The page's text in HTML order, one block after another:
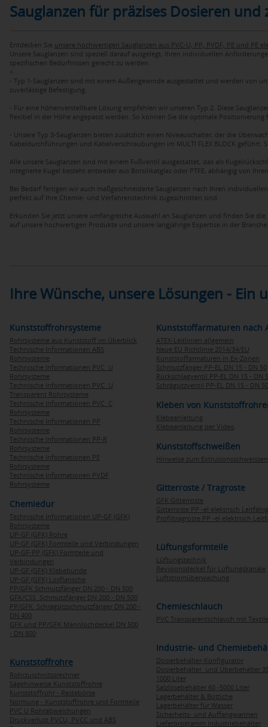
Sauglanzen für präzises Dosieren und
Entdecken Sie unsere hochwertigen Sauglanzen aus PVC-U, PP, PVDF, PE und PE
Unsere Sauglanzen sind speziell darauf ausgelegt, Ihren individuellen
spezifischen Bedürfnissen gerecht zu werden.
- Typ 1-Sauglanzen sind mit einem Außengewinde ausgestattet und werden von
zuverlässige Befestigung.
- Für eine höhenverstellbare Lösung empfehlen wir unseren Typ 2. Diese
flexibel in der Höhe angepasst werden. So können Sie die optimale
- Unsere Typ 3-Sauglanzen bieten zusätzlich einen Niveauschalter, der die
Kabeldurchführungen und Kabelverschraubungen im MULTI FLEX BLOCK
Alle unsere Sauglanzen sind mit einem Fußventil ausgestattet, das als
integrierte Kugel besteht entweder aus Borsilikatglas oder PTFE, abhängig von
Bei Bedarf fertigen wir auch maßgeschneiderte Sauglanzen nach Ihren
perfekt auf Ihre Chemie- und Verfahrenstechnik zugeschnitten sind.
Erkunden Sie jetzt unsere umfangreiche Auswahl an Sauglanzen und finden Sie
auf unsere hochwertigen Produkte und unsere langjährige Expertise in der Branche.
Ihre Wünsche, unsere Lösungen -
Kunststoffrohrsysteme
Rohrsysteme aus Kunststoff im Überblick
Technische Informationen ABS
Rohrsysteme
Technische Informationen PVC U
Rohrsysteme
Technische Informationen PVC U
Transparent Rohrsysteme
Technische Informationen PVC C
Rohrsysteme
Technische Informationen PP
Rohrsysteme
Technische Informationen PP-R
Rohrsysteme
Technische Informationen PE
Rohrsysteme
Technische Informationen PVDF
Rohrsysteme
Chemiedur
Technische Informationen UP-GF (GFK)
Rohrsysteme
UP-GF (GFK) Rohre
UP-GF (GFK) Formteile und Verbindungen
UP-GF-PP (GFK) Formteile und
Verbindungen
UP-GF (GFK) Klebebunde
UP-GF (GFK) Losflansche
PP/GFK Schmutzfänger DN 200 - DN 500
GFK/CSS Schmutzfänger DN 200 - DN 500
PP/GFK Schrägsitzschmutzfänger DN 200 -
DN 400
GFK und PP/GFK Mannlochdeckel DN 500
- DN 800
Kunststoffrohre
Rohrzuschnitssrechner
Sägehinweise Kunststoffrohre
Kunststoffrohr - Restebörse
Normung - Kunststoffrohre und Formteile
PVC U Rohrabweichungen
Druckverlust PVCU, PVCC und ABS
Kunststoffarmaturen nach
ATEX-Leitlinien allgemein
Neue EU Richtlinie 2014/34/EU
Kunststoffarmaturen in Ex-Zonen
Schmutzfänger PP-EL DN 15 - DN 50
Rückschlagventil PP-EL DN 15 - DN
Schrägsitzventil PP-EL DN 15 - DN 50
Kleben von
Klebeanleitung
Klebeanleitung per Video
Kunststoffschweißen
Hinweise zum Extrusionsschweissen
Gitterroste / Tragroste
GFK Gitterroste
Gitterroste PP -el elektrisch Leitfähig
Profiltragroste PP -el elektrisch
Lüftungsformteile
Lüftungstechnik
Revisionsdeckel für Lüftungskanäle
Luftstromüberwachung
Chemieschlauch
PVC Transparentschlauch mit
Industrie- und
Dosierbehälter-Konfigurator
Dosierbehälter und Überbehälter
1000 Liter
Salzlösebehälter 60 -5000 Liter
Lagerbehälter & Bottiche
Lagerbehälter für Wasser
Sicherheits- und Auffangwannen
Lieferprogramm Industriebehälter